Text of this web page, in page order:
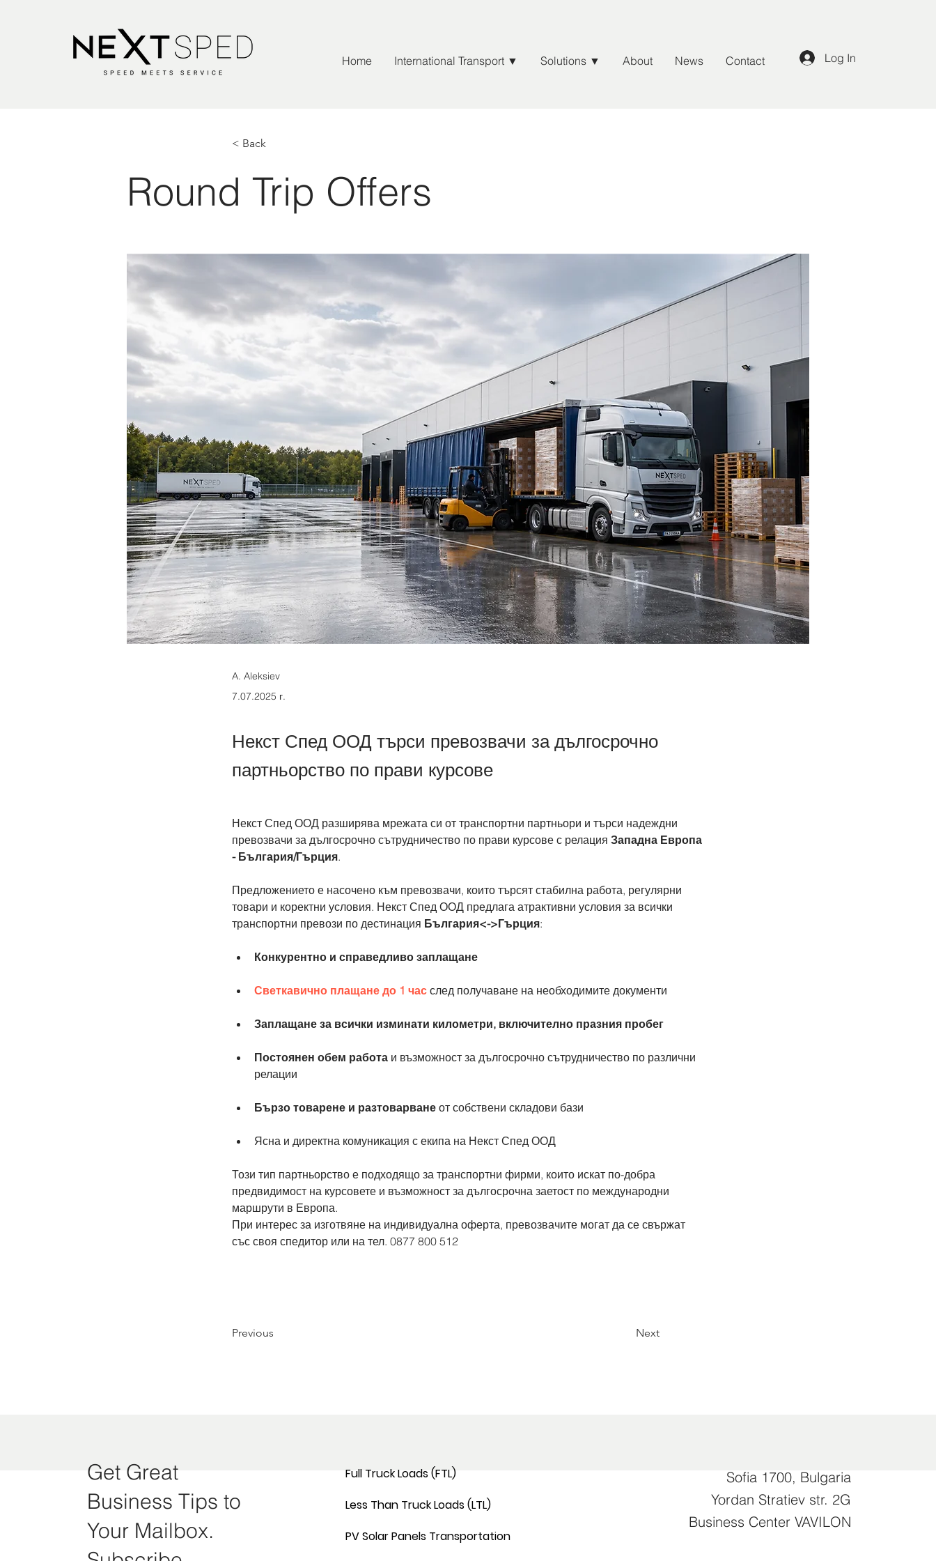
Home International Transport ▼ Solutions ▼ About News Contact Log In
< Back
Round Trip Offers
A. Aleksiev
7.07.2025 г.
Некст Спед ООД търси превозвачи за дългосрочно
партньорство по прави курсове
Некст Спед ООД разширява мрежата си от транспортни партньори и търси надеждни
превозвачи за дългосрочно сътрудничество по прави курсове с релация Западна Европа
- България/Гърция.
Предложението е насочено към превозвачи, които търсят стабилна работа, регулярни
товари и коректни условия. Некст Спед ООД предлага атрактивни условия за всички
транспортни превози по дестинация България<->Гърция:
Конкурентно и справедливо заплащане
Светкавично плащане до 1 час след получаване на необходимите документи
Заплащане за всички изминати километри, включително празния пробег
Постоянен обем работа и възможност за дългосрочно сътрудничество по различни
релации
Бързо товарене и разтоварване от собствени складови бази
Ясна и директна комуникация с екипа на Некст Спед ООД
Този тип партньорство е подходящо за транспортни фирми, които искат по-добра
предвидимост на курсовете и възможност за дългосрочна заетост по международни
маршрути в Европа.
При интерес за изготвяне на индивидуална оферта, превозвачите могат да се свържат
със своя спедитор или на тел. 0877 800 512
Previous Next
Get Great
Business Tips to
Your Mailbox.
Full Truck Loads (FTL)
Less Than Truck Loads (LTL)
PV Solar Panels Transportation
Sofia 1700, Bulgaria
Yordan Stratiev str. 2G
Business Center VAVILON